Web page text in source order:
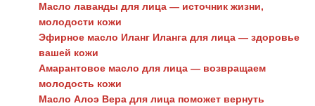
Масло лаванды для лица — источник жизни,
молодости кожи
Эфирное масло Иланг Иланга для лица — здоровье
вашей кожи
Амарантовое масло для лица — возвращаем
молодость кожи
Масло Алоэ Вера для лица поможет вернуть